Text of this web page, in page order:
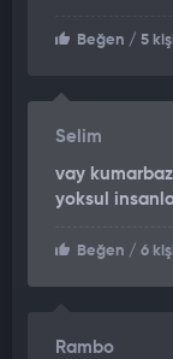
Beğen / 5
Selim
vay
yoksul
Beğen / 6
Rambo